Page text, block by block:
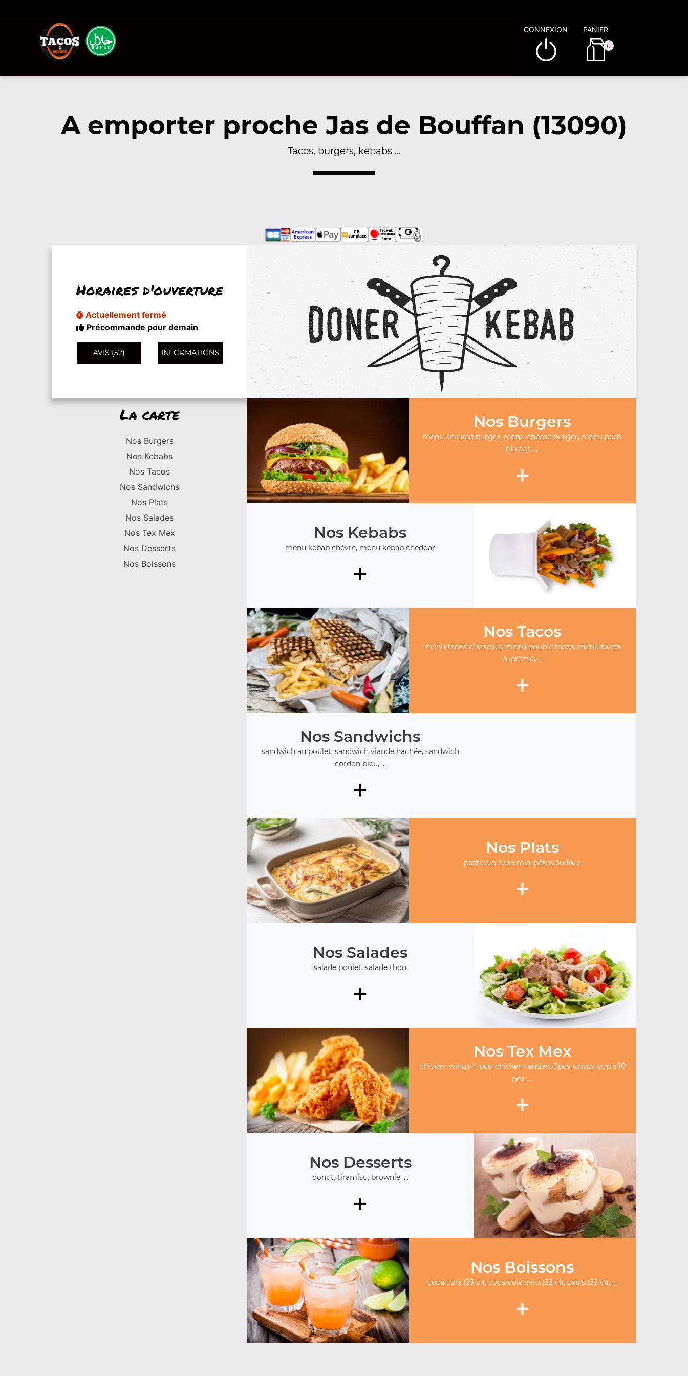
CONNEXION PANIER
0
A emporter proche Jas de Bouffan (13090)
Tacos, burgers, kebabs ...
Horaires d'ouverture
Actuellement fermé
Précommande pour demain
AVIS (52) INFORMATIONS
La carte
Nos Burgers
Nos Kebabs
Nos Tacos
Nos Sandwichs
Nos Plats
Nos Salades
Nos Tex Mex
Nos Desserts
Nos Boissons
Nos Burgers
menu chicken burger, menu cheese burger, menu pom
burger, ...
+
Nos Kebabs
menu kebab chèvre, menu kebab cheddar
+
Nos Tacos
menu tacos classique, menu double tacos, menu tacos
suprême, ...
+
Nos Sandwichs
sandwich au poulet, sandwich viande hachée, sandwich
cordon bleu, ...
+
Nos Plats
pasticcio cosa mia, pâtes au four
+
Nos Salades
salade poulet, salade thon
+
Nos Tex Mex
chicken wings 4 pcs, chicken tenders 3pcs, crispy pop's 10
pcs, ...
+
Nos Desserts
donut, tiramisu, brownie, ...
+
Nos Boissons
coca cola (33 cl), coca-cola zéro (33 cl), oasis (33 cl), ...
+